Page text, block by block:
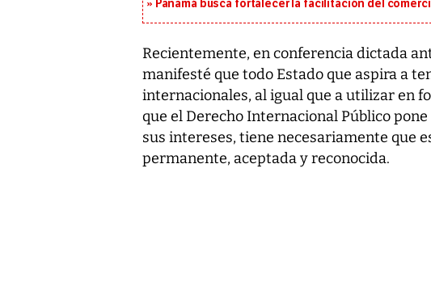
Panamá busca fortalecer la facilitación del
Recientemente, en conferencia dictada
manifesté que todo Estado que aspira a
internacionales, al igual que a utilizar en
que el Derecho Internacional Público
sus intereses, tiene necesariamente que
permanente, aceptada y reconocida.